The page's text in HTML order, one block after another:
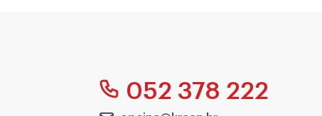
052 378 222